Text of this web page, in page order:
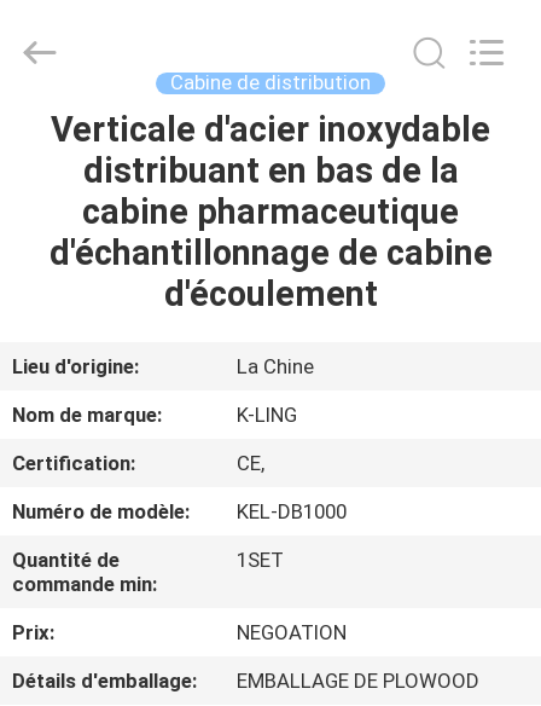
MAISON
À
PROPOS
DE
VISITE
L'USINE
Technology
Company.
Reserved.
Cabine de distribution
Verticale d'acier inoxydable
distribuant en bas de la
cabine pharmaceutique
d'échantillonnage de cabine
d'écoulement
Lieu d'origine:
La Chine
Nom de marque:
K-LING
Certification:
CE,
Numéro de modèle:
KEL-DB1000
Quantité de
commande min:
1SET
Prix:
NEGOATION
Détails d'emballage:
EMBALLAGE DE PLOWOOD